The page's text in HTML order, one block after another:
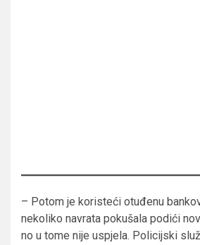
– Potom je koristeći otuđenu
nekoliko navrata pokušala podići
no u tome nije uspjela. Policijski